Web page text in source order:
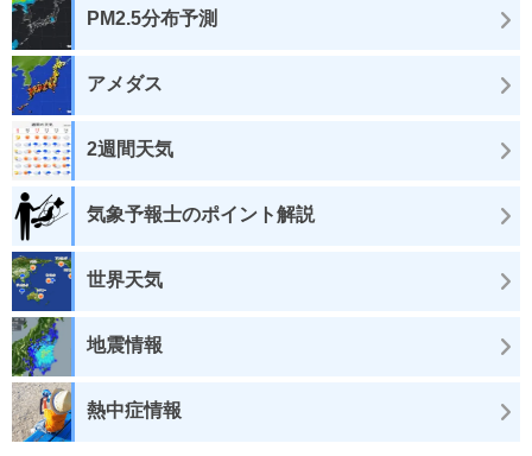
PM2.5分布予測
アメダス
2週間天気
気象予報士のポイント解説
世界天気
地震情報
熱中症情報